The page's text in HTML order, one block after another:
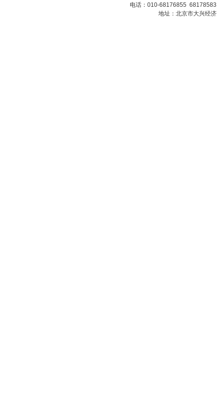
电话：010-68176855
地址：北京市大兴经